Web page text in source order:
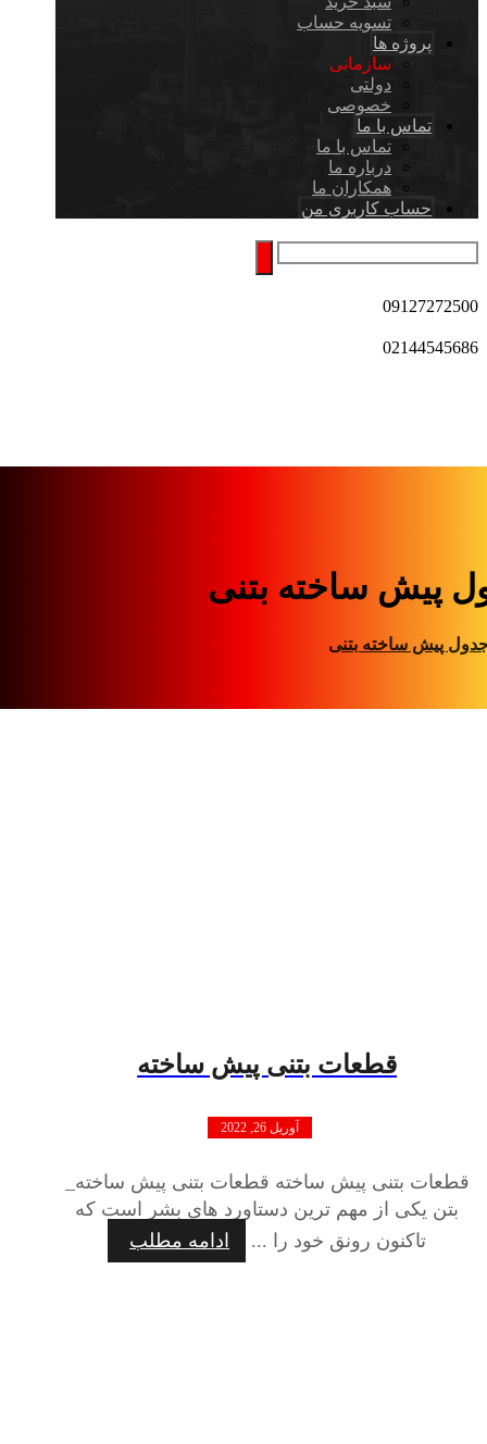
تسویه حساب
پروژه ها
سازمانی
دولتی
خصوصی
تماس با ما
تماس با ما
درباره ما
همکاران ما
حساب کاربری من
09127272500
02144545686
پیش ساخته بتنی
پیش ساخته بتنی
قطعات بتنی پیش ساخته
آوریل 26, 2022
قطعات بتنی پیش ساخته قطعات بتنی پیش ساخته_
بتن یکی از مهم ترین دستاورد های بشر است که
تاکنون رونق خود را ...
ادامه مطلب